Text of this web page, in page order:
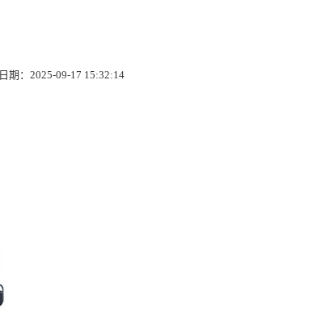
日期：2025-09-17 15:32:14